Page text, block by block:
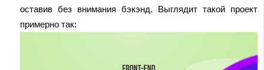
оставив без внимания бэкэнд. Выглядит такой проект
примерно так: